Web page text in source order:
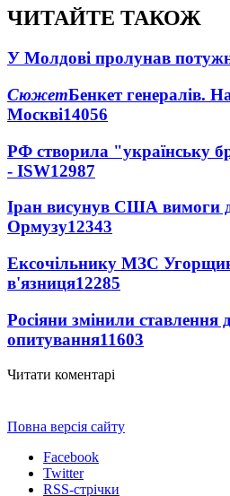
ЧИТАЙТЕ ТАКОЖ
У Молдові пролунав
СюжетБенкет генералів.
Москві14056
РФ створила "українську
- ISW12987
Іран висунув США вимоги
Ормузу12343
Ексочільнику МЗС
в'язниця12285
Росіяни змінили ставлення
опитування11603
Читати коментарі
Повна версія сайту
Facebook
Twitter
RSS-стрічки